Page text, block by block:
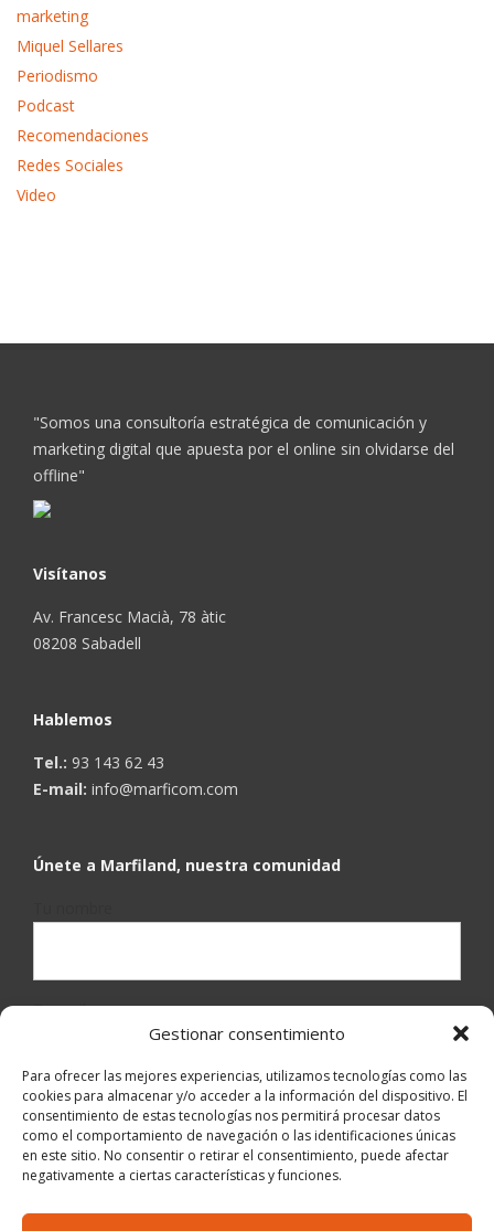
Gestionar consentimiento
Para ofrecer las mejores experiencias, utilizamos tecnologías como las
cookies para almacenar y/o acceder a la información del dispositivo. El
consentimiento de estas tecnologías nos permitirá procesar datos
como el comportamiento de navegación o las identificaciones únicas
en este sitio. No consentir o retirar el consentimiento, puede afectar
negativamente a ciertas características y funciones.
marketing
Miquel Sellares
Periodismo
Podcast
Recomendaciones
Redes Sociales
Video
"Somos una consultoría estratégica de comunicación y
marketing digital que apuesta por el online sin olvidarse del
offline"
Visítanos
Av. Francesc Macià, 78 àtic
08208 Sabadell
Hablemos
Tel.: 93 143 62 43
E-mail: info@marficom.com
Únete a Marfiland, nuestra comunidad
Tu mail
He leído y acepto lapolítica de privacidad.